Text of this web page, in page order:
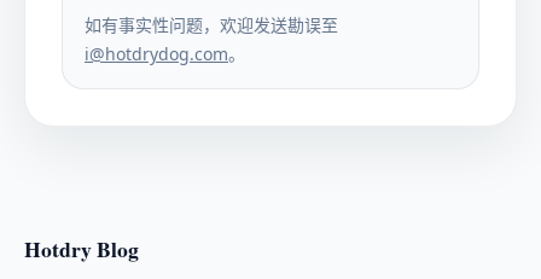
如有事实性问题，欢迎发送勘误至
i@hotdrydog.com。
Hotdry Blog